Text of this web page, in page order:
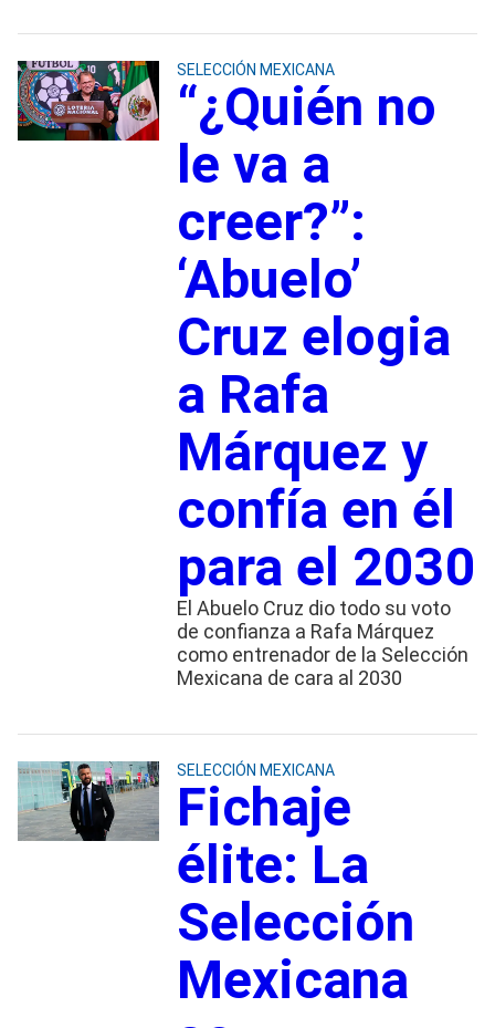
SELECCIÓN MEXICANA
“¿Quién no
le va a
creer?”:
‘Abuelo’
Cruz elogia
a Rafa
Márquez y
confía en él
para el 2030
El Abuelo Cruz dio todo su voto
de confianza a Rafa Márquez
como entrenador de la Selección
Mexicana de cara al 2030
SELECCIÓN MEXICANA
Fichaje
élite: La
Selección
Mexicana